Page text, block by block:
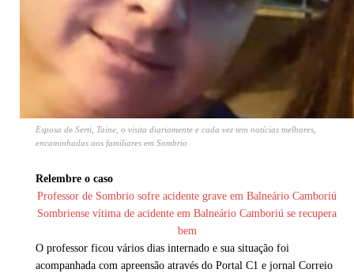
Esposa de Serti, Taine, o visita diariamente e cada vez tem notícias melhores,
encaminhadas aos familiares em Sombrio
Relembre o caso
Professor de Sombrio sofre acidente grave em Balneário Camboriú
Sombriense vítima de acidente em Balneário Camboriú se recupera
bem
O professor ficou vários dias internado e sua situação foi
acompanhada com apreensão através do Portal C1 e jornal Correio